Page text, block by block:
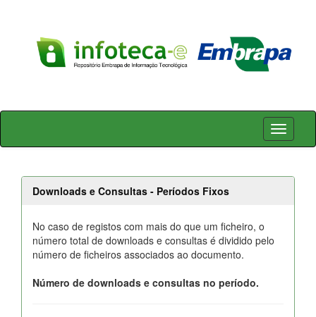
Skip
Downloads e Consultas - Períodos Fixos
No caso de registos com mais do que um ficheiro, o
número total de downloads e consultas é dividido pelo
número de ficheiros associados ao documento.
Número de downloads e consultas no período.